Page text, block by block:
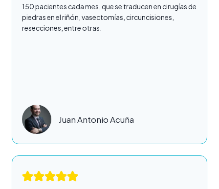
150 pacientes cada mes, que se traducen en cirugías de
piedras en el riñón, vasectomías, circuncisiones,
resecciones, entre otras.
Juan Antonio Acuña